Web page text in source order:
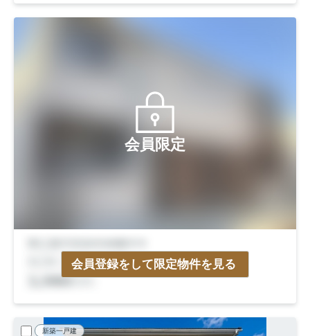
会員限定
会員登録をして限定物件を見る
新築一戸建